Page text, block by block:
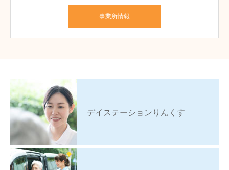
事業所情報
デイステーションりんくす